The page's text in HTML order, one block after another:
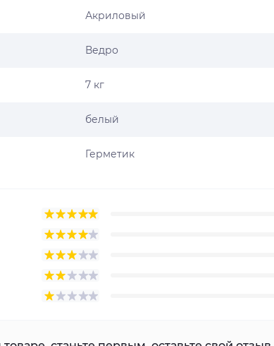
Акриловый
Ведро
7 кг
белый
Герметик